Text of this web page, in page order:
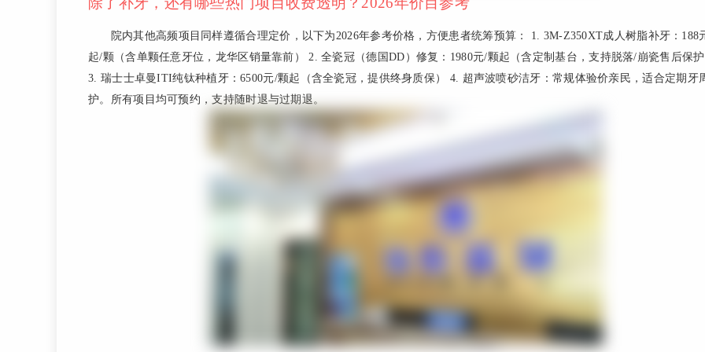
院内其他高频项目同样遵循合理定价，以下为2026年参考价格，方便患者统筹预算： 1. 3M-Z350XT成人树脂补牙：188
起/颗（含单颗任意牙位，龙华区销量靠前） 2. 全瓷冠（德国DD）修复：1980元/颗起（含定制基台，支持脱落/崩瓷售后保护
3. 瑞士士卓曼ITI纯钛种植牙：6500元/颗起（含全瓷冠，提供终身质保） 4. 超声波喷砂洁牙：常规体验价亲民，适合定期牙
护。所有项目均可预约，支持随时退与过期退。